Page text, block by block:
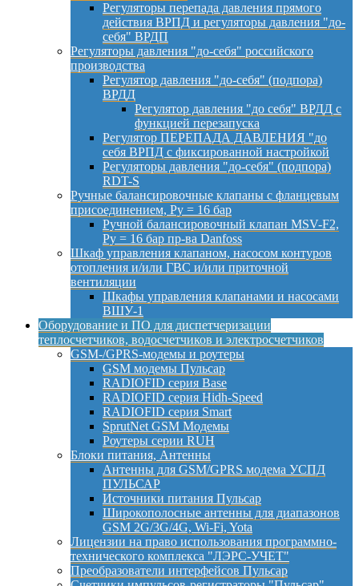
Регуляторы перепада давления прямого
действия ВРПД и регуляторы давления "до-
себя" ВРДП
Регуляторы давления "до-себя" российского
производства
Регулятор давления "до-себя" (подпора)
ВРДД
Регулятор давления "до себя" ВРДД с
функцией перезапуска
Регулятор ПЕРЕПАДА ДАВЛЕНИЯ "до
себя ВРПД с фиксированной настройкой
Регуляторы давления "до-себя" (подпора)
RDT-S
Ручные балансировочные клапаны с фланцевым
присоединением, Py = 16 бар
Ручной балансировочный клапан MSV-F2,
Py = 16 бар пр-ва Danfoss
Шкаф управления клапаном, насосом контуров
отопления и/или ГВС и/или приточной
вентиляции
Шкафы управления клапанами и насосами
ВШУ-1
Оборудование и ПО для диспетчеризации
теплосчетчиков, водосчетчиков и электросчетчиков
GSM-/GPRS-модемы и роутеры
GSM модемы Пульсар
RADIOFID серия Base
RADIOFID серия Hidh-Speed
RADIOFID серия Smart
SprutNet GSM Модемы
Роутеры серии RUH
Блоки питания, Антенны
Антенны для GSM/GPRS модема УСПД
ПУЛЬСАР
Источники питания Пульсар
Широкополосные антенны для диапазонов
GSM 2G/3G/4G, Wi-Fi, Yota
Лицензии на право использования программно-
технического комплекса "ЛЭРС-УЧЕТ"
Преобразователи интерфейсов Пульсар